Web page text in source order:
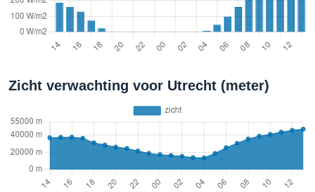
Zicht verwachting voor Utrecht (meter)